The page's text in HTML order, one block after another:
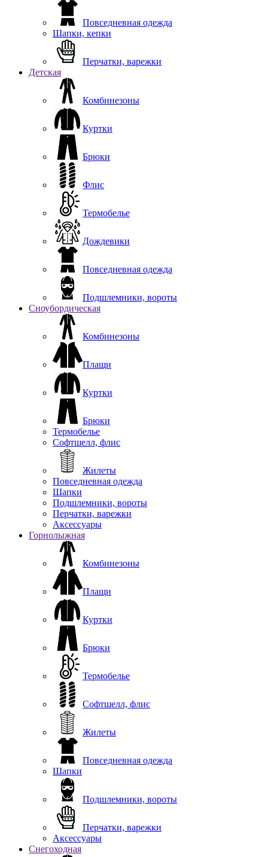
Повседневная одежда
Шапки, кепки
Перчатки, варежки
Детская
Комбинезоны
Куртки
Брюки
Флис
Термобелье
Дождевики
Повседневная одежда
Подшлемники, вороты
Сноубордическая
Комбинезоны
Плащи
Куртки
Брюки
Термобелье
Софтшелл, флис
Жилеты
Повседневная одежда
Шапки
Подшлемники, вороты
Перчатки, варежки
Аксессуары
Горнолыжная
Комбинезоны
Плащи
Куртки
Брюки
Термобелье
Софтшелл, флис
Жилеты
Повседневная одежда
Шапки
Подшлемники, вороты
Перчатки, варежки
Аксессуары
Снегоходная